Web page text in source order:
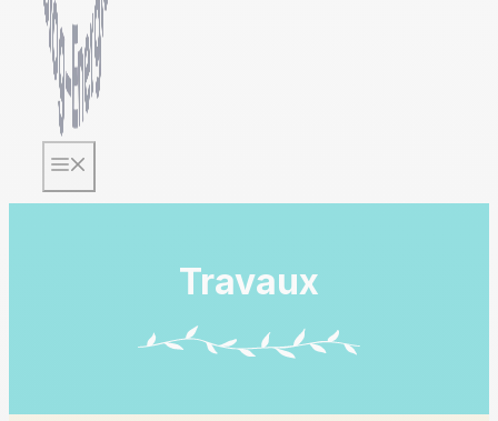
Travaux